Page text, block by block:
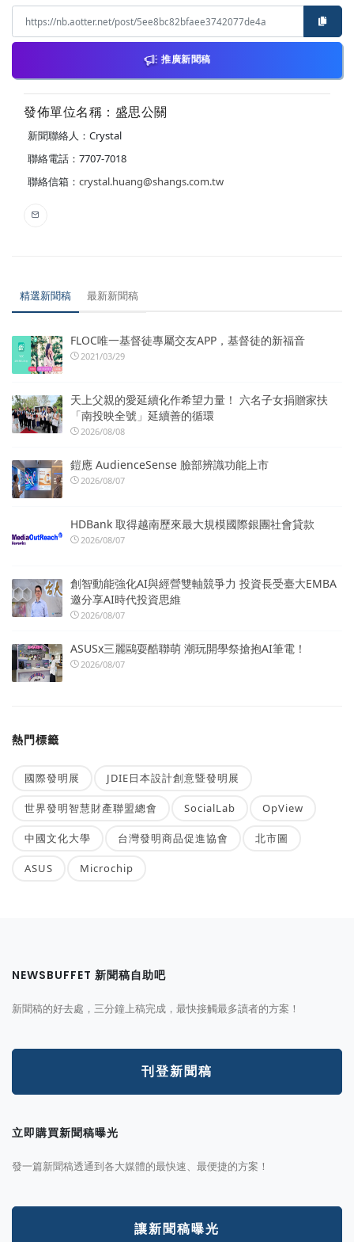
推廣新聞稿
發佈單位名稱：盛思公關
新聞聯絡人：Crystal
聯絡電話：7707-7018
聯絡信箱： crystal.huang@shangs.com.tw
精選新聞稿 最新新聞稿
FLOC唯一基督徒專屬交友APP，基督徒的新福音
2021/03/29
天上父親的愛延續化作希望力量！ 六名子女捐贈家扶
「南投映全號」延續善的循環
2026/08/08
鎧應 AudienceSense 臉部辨識功能上市
2026/08/07
HDBank 取得越南歷來最大規模國際銀團社會貸款
2026/08/07
創智動能強化AI與經營雙軸競爭力 投資長受臺大EMBA
邀分享AI時代投資思維
2026/08/07
ASUSx三麗鷗耍酷聯萌 潮玩開學祭搶抱AI筆電！
2026/08/07
熱門標籤
國際發明展 JDIE日本設計創意暨發明展
世界發明智慧財產聯盟總會 SocialLab OpView
中國文化大學 台灣發明商品促進協會 北市圖
ASUS Microchip
NEWSBUFFET 新聞稿自助吧
新聞稿的好去處，三分鐘上稿完成，最快接觸最多讀者的方案！
刊登新聞稿
立即購買新聞稿曝光
發一篇新聞稿透通到各大媒體的最快速、最便捷的方案！
讓新聞稿曝光